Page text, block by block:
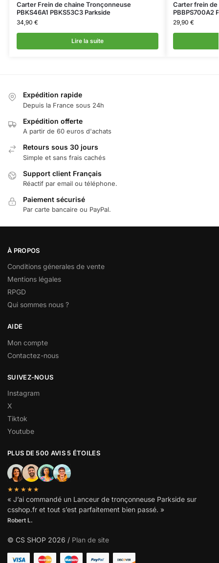
Carter Frein de chaine Tronçonneuse
PBKS46A1 PBKS53C3 Parkside
34,90 €
Lire la suite
Carter frein de
PBBPS700A2
29,90 €
Expédition rapide
Depuis la France sous 24h
Expédition offerte
A partir de 60 euros d'achats
Retours sous 30 jours
Simple et sans frais cachés
Support client Français
Réactif par email ou téléphone.
Paiement sécurisé
Par carte bancaire ou PayPal.
À PROPOS
Conditions génerales de vente
Mentions légales
RPGD
Qui sommes nous ?
AIDE
Mon compte
Contactez-nous
SUIVEZ-NOUS
Instagram
X
Tiktok
Youtube
PLUS DE 500 AVIS 5 ÉTOILES
★★★★★
« J’ai commandé un Lanceur de tronçonneuse Parkside sur
csshop.fr et tout s’est parfaitement bien passé. »
Robert L.
© CS SHOP 2026 / Plan de site